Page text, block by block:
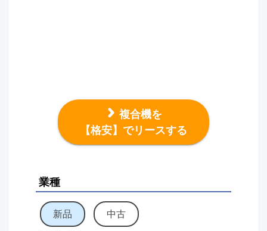
複合機を
【格安】でリースする
業種
新品 中古